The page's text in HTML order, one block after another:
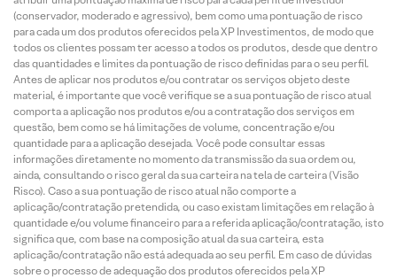
(conservador, moderado e agressivo), bem como uma pontuação de risco
para cada um dos produtos oferecidos pela XP Investimentos, de modo que
todos os clientes possam ter acesso a todos os produtos, desde que dentro
das quantidades e limites da pontuação de risco definidas para o seu perfil.
Antes de aplicar nos produtos e/ou contratar os serviços objeto deste
material, é importante que você verifique se a sua pontuação de risco atual
comporta a aplicação nos produtos e/ou a contratação dos serviços em
questão, bem como se há limitações de volume, concentração e/ou
quantidade para a aplicação desejada. Você pode consultar essas
informações diretamente no momento da transmissão da sua ordem ou,
ainda, consultando o risco geral da sua carteira na tela de carteira (Visão
Risco). Caso a sua pontuação de risco atual não comporte a
aplicação/contratação pretendida, ou caso existam limitações em relação à
quantidade e/ou volume financeiro para a referida aplicação/contratação, isto
significa que, com base na composição atual da sua carteira, esta
aplicação/contratação não está adequada ao seu perfil. Em caso de dúvidas
sobre o processo de adequação dos produtos oferecidos pela XP